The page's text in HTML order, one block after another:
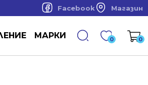
Facebook Магазин
МАРКИ 0 0